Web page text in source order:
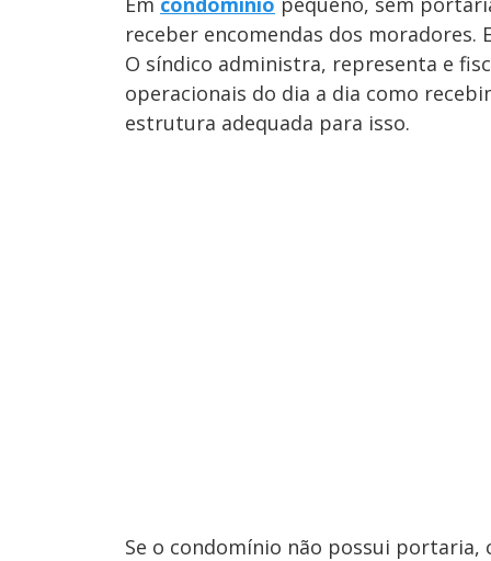
receber encomendas dos
O síndico administra, representa e
operacionais do dia a dia como
estrutura adequada para isso.
Se o condomínio não possui